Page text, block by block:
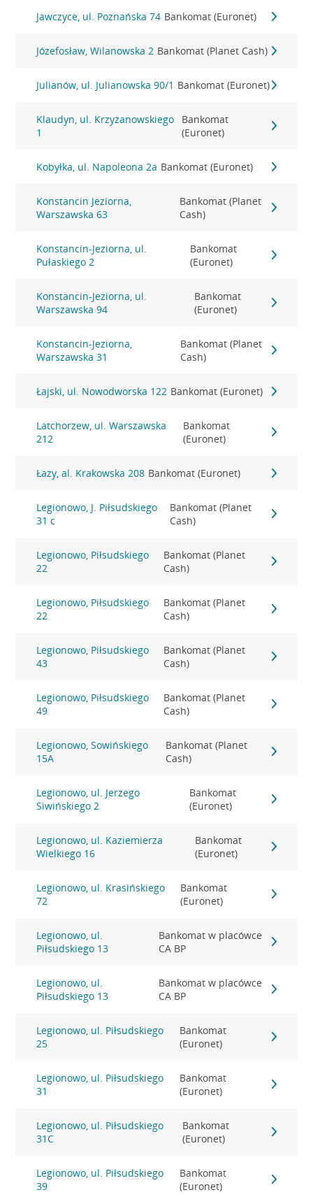
Jawczyce, ul. Poznańska 74 Bankomat (Euronet)
Józefosław, Wilanowska 2 Bankomat (Planet Cash)
Julianów, ul. Julianowska 90/1 Bankomat (Euronet)
Klaudyn, ul. Krzyżanowskiego
1
Bankomat
(Euronet)
Kobyłka, ul. Napoleona 2a Bankomat (Euronet)
Konstancin Jeziorna,
Warszawska 63
Bankomat (Planet
Cash)
Konstancin-Jeziorna, ul.
Pułaskiego 2
Bankomat
(Euronet)
Konstancin-Jeziorna, ul.
Warszawska 94
Bankomat
(Euronet)
Konstancin-Jeziorna,
Warszawska 31
Bankomat (Planet
Cash)
Łajski, ul. Nowodworska 122 Bankomat (Euronet)
Latchorzew, ul. Warszawska
212
Bankomat
(Euronet)
Łazy, al. Krakowska 208 Bankomat (Euronet)
Legionowo, J. Piłsudskiego
31 c
Bankomat (Planet
Cash)
Legionowo, Piłsudskiego
22
Bankomat (Planet
Cash)
Legionowo, Piłsudskiego
22
Bankomat (Planet
Cash)
Legionowo, Piłsudskiego
43
Bankomat (Planet
Cash)
Legionowo, Piłsudskiego
49
Bankomat (Planet
Cash)
Legionowo, Sowińskiego
15A
Bankomat (Planet
Cash)
Legionowo, ul. Jerzego
Siwińskiego 2
Bankomat
(Euronet)
Legionowo, ul. Kaziemierza
Wielkiego 16
Bankomat
(Euronet)
Legionowo, ul. Krasińskiego
72
Bankomat
(Euronet)
Legionowo, ul.
Piłsudskiego 13
Bankomat w placówce
CA BP
Legionowo, ul.
Piłsudskiego 13
Bankomat w placówce
CA BP
Legionowo, ul. Piłsudskiego
25
Bankomat
(Euronet)
Legionowo, ul. Piłsudskiego
31
Bankomat
(Euronet)
Legionowo, ul. Piłsudskiego
31C
Bankomat
(Euronet)
Legionowo, ul. Piłsudskiego
39
Bankomat
(Euronet)